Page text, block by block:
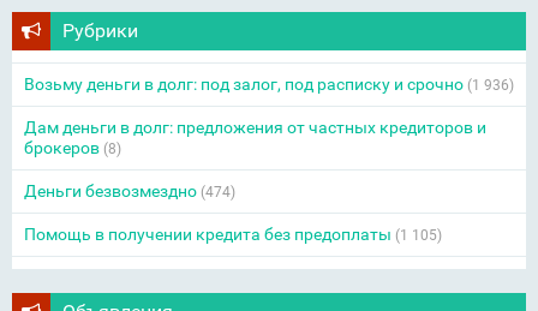
Рубрики
Возьму деньги в долг: под залог, под расписку и срочно (1 936)
Дам деньги в долг: предложения от частных кредиторов и
брокеров (8)
Деньги безвозмездно (474)
Помощь в получении кредита без предоплаты (1 105)